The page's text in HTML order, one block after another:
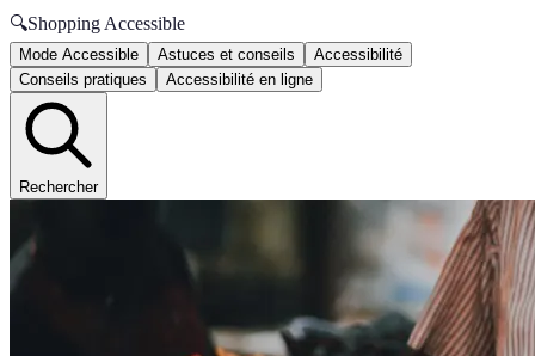
🔍Shopping Accessible
Mode Accessible Astuces et conseils
Accessibilité
Conseils pratiques
Accessibilité en ligne
Rechercher